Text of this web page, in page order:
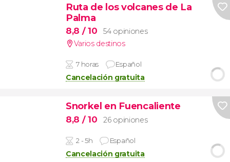
Ruta de los volcanes de La
Palma
8,8 / 10
54 opiniones
Varios destinos
7 horas Español
Cancelación gratuita
Snorkel en Fuencaliente
8,8 / 10 26 opiniones
2 - 5h Español
Cancelación gratuita